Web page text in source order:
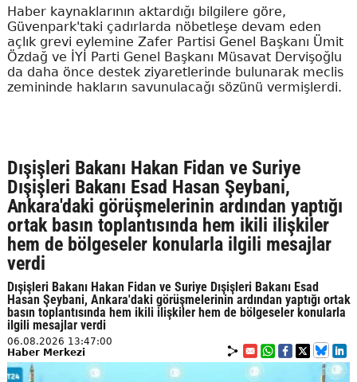
Haber kaynaklarının aktardığı bilgilere göre,
Güvenpark'taki çadırlarda nöbetleşe devam eden
açlık grevi eylemine Zafer Partisi Genel Başkanı Ümit
Özdağ ve İYİ Parti Genel Başkanı Müsavat Dervişoğlu
da daha önce destek ziyaretlerinde bulunarak meclis
zemininde hakların savunulacağı sözünü vermişlerdi.
Dışişleri Bakanı Hakan Fidan ve Suriye
Dışişleri Bakanı Esad Hasan Şeybani,
Ankara'daki görüşmelerinin ardından yaptığı
ortak basın toplantısında hem ikili ilişkiler
hem de bölgeseler konularla ilgili mesajlar
verdi
Dışişleri Bakanı Hakan Fidan ve Suriye Dışişleri Bakanı Esad
Hasan Şeybani, Ankara'daki görüşmelerinin ardından yaptığı ortak
basın toplantısında hem ikili ilişkiler hem de bölgeseler konularla
ilgili mesajlar verdi
06.08.2026 13:47:00
Haber Merkezi